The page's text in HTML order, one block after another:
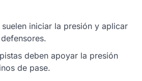
iniciar la presión y aplicar
deben apoyar la presión
de pase.